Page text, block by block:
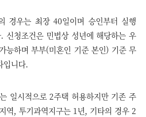
경우는 최장 40일이며 승인부터 실행
신청조건은 민법상 성년에 해당하는 우
능하며 부부(미혼인 기준 본인) 기준 무
입니다.
일시적으로 2주택 허용하지만 기존 주
역, 투기과역지구는 1년, 기타의 경우 2